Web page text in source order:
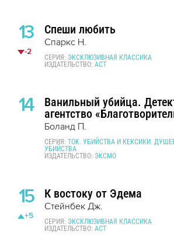
13 Спеши любить
Спаркс Н.
СЕРИЯ: ЭКСКЛЮЗИВНАЯ КЛАССИКА
ИЗДАТЕЛЬСТВО: АСТ
-2
14
Ванильный убийца.
агентство
Боланд П.
СЕРИЯ: TOK. УБИЙСТВА И КЕКСИКИ.
УБИЙСТВА
ИЗДАТЕЛЬСТВО: ЭКСМО
15 К востоку от Эдема
Стейнбек Дж.
СЕРИЯ: ЭКСКЛЮЗИВНАЯ КЛАССИКА
ИЗДАТЕЛЬСТВО: АСТ
+5